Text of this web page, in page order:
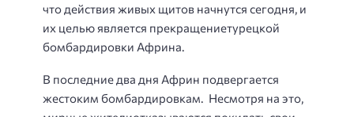
что действия живых щитов начнутся сегодня, и
их целью является прекращениетурецкой
бомбардировки Африна.
В последние два дня Африн подвергается
жестоким бомбардировкам. Несмотря на это,